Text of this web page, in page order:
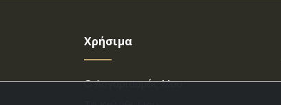
Χρήσιμα
Ο Λογαριασμός Μου